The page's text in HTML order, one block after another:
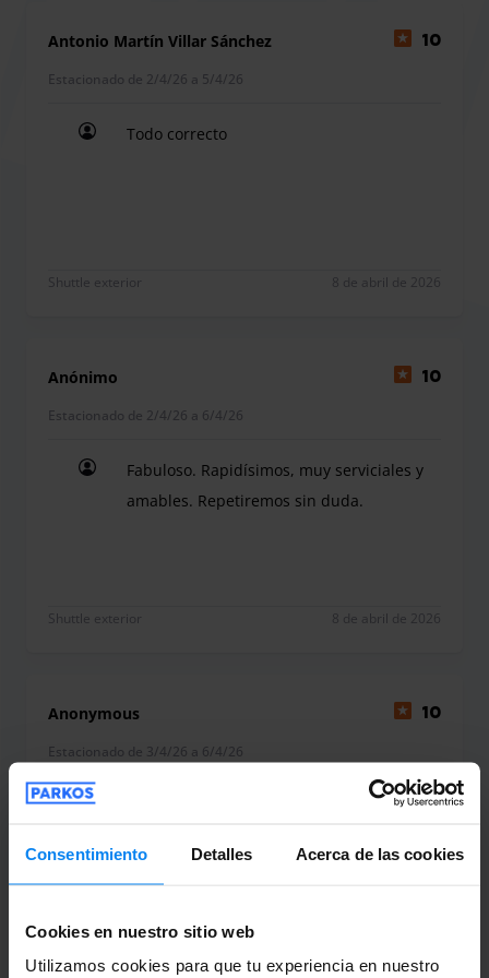
Consentimiento Detalles Acerca de las cookies
Cookies en nuestro sitio web
Utilizamos cookies para que tu experiencia en nuestro
terminal inmediatamente y se encargaran del resto! Tu
Low Cost Parking dispone de una sala de espera. El parking
un servicio de limpieza BÁSICO, a partir de los cuatro días
Antonio Martín Villar Sánchez 10
Estacionado de 2/4/26 a 5/4/26
Todo correcto
Shuttle exterior 8 de abril de 2026
Anónimo 10
Estacionado de 2/4/26 a 6/4/26
Fabuloso. Rapidísimos, muy serviciales y
amables. Repetiremos sin duda.
Shuttle exterior 8 de abril de 2026
Anonymous 10
Estacionado de 3/4/26 a 6/4/26